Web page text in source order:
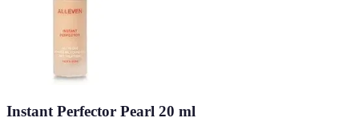
Instant Perfector Pearl 20 ml